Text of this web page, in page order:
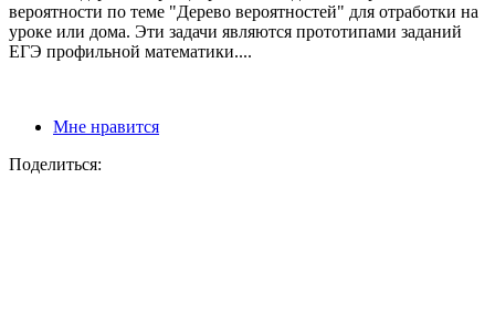
вероятности по теме "Дерево вероятностей" для отработки на
уроке или дома. Эти задачи являются прототипами заданий
ЕГЭ профильной математики....
Мне нравится
Поделиться: